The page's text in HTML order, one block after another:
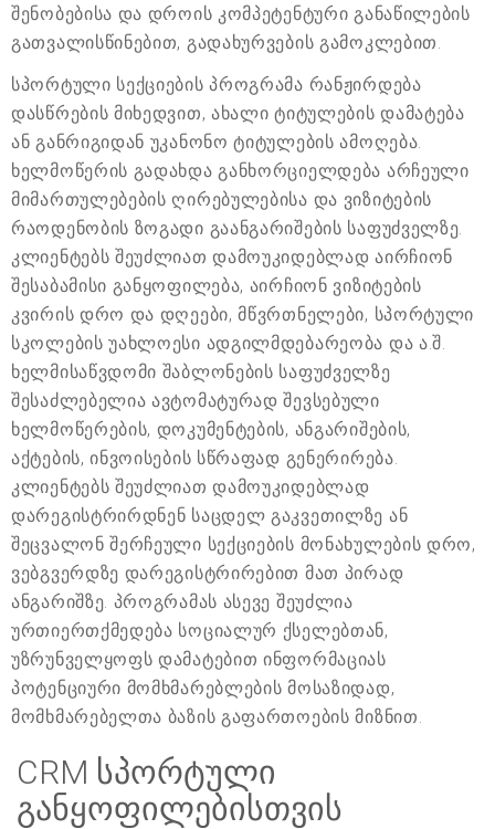
შენობებისა და დროის კომპეტენტური განაწილების
გათვალისწინებით, გადახურვების გამოკლებით.
სპორტული სექციების პროგრამა რანჟირდება
დასწრების მიხედვით, ახალი ტიტულების დამატება
ან განრიგიდან უკანონო ტიტულების ამოღება.
ხელმოწერის გადახდა განხორციელდება არჩეული
მიმართულებების ღირებულებისა და ვიზიტების
რაოდენობის ზოგადი გაანგარიშების საფუძველზე.
კლიენტებს შეუძლიათ დამოუკიდებლად აირჩიონ
შესაბამისი განყოფილება, აირჩიონ ვიზიტების
კვირის დრო და დღეები, მწვრთნელები, სპორტული
სკოლების უახლოესი ადგილმდებარეობა და ა.შ.
ხელმისაწვდომი შაბლონების საფუძველზე
შესაძლებელია ავტომატურად შევსებული
ხელმოწერების, დოკუმენტების, ანგარიშების,
აქტების, ინვოისების სწრაფად გენერირება.
კლიენტებს შეუძლიათ დამოუკიდებლად
დარეგისტრირდნენ საცდელ გაკვეთილზე ან
შეცვალონ შერჩეული სექციების მონახულების დრო,
ვებგვერდზე დარეგისტრირებით მათ პირად
ანგარიშზე. პროგრამას ასევე შეუძლია
ურთიერთქმედება სოციალურ ქსელებთან,
უზრუნველყოფს დამატებით ინფორმაციას
პოტენციური მომხმარებლების მოსაზიდად,
მომხმარებელთა ბაზის გაფართოების მიზნით.
CRM სპორტული
განყოფილებისთვის